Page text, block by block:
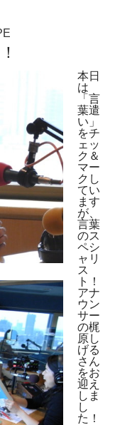
本日
は
「言
葉遣
い」
をチ
ェッ
ク＆
マー
クし
てい
ます
が、
言葉
のス
ペシ
ャリ
ス
ト！
アナ
ウン
サー
の梶
原し
げる
さん
をお
迎え
しま
し
た！